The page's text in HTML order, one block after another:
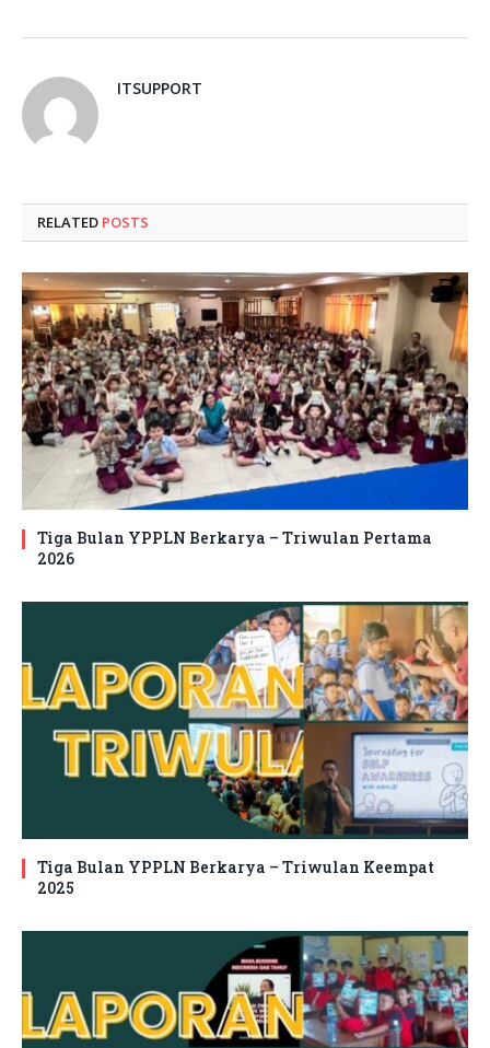
ITSUPPORT
RELATED POSTS
Tiga Bulan YPPLN Berkarya – Triwulan Pertama
2026
Tiga Bulan YPPLN Berkarya – Triwulan Keempat
2025